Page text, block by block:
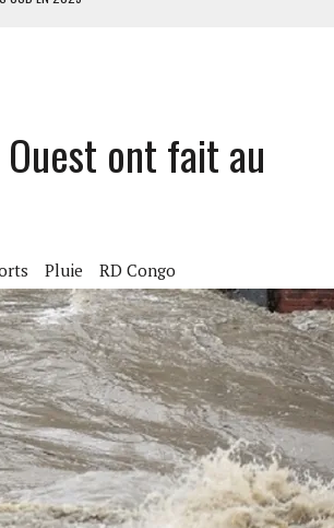
Ouest ont fait au
Pluie RD Congo